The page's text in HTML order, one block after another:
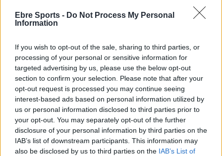
Ebre Sports - Do Not Process My Personal
Information
If you wish to opt-out of the sale, sharing to third parties, or
processing of your personal or sensitive information for
targeted advertising by us, please use the below opt-out
section to confirm your selection. Please note that after your
opt-out request is processed you may continue seeing
interest-based ads based on personal information utilized by
us or personal information disclosed to third parties prior to
your opt-out. You may separately opt-out of the further
disclosure of your personal information by third parties on the
IAB’s list of downstream participants. This information may
also be disclosed by us to third parties on the IAB’s List of
DEIXA UNA RESPOSTA
Comentari: